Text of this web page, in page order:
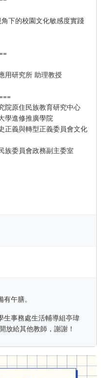
下的校園文化敏感度實踐
用研究所 助理教授
院原住民族教育研究中心
學進修推廣學院
正義與轉型正義委員會文化
族委員會政務副主委室
午膳。
生事務處生活輔導組亭瑋
放給其他教師，謝謝！